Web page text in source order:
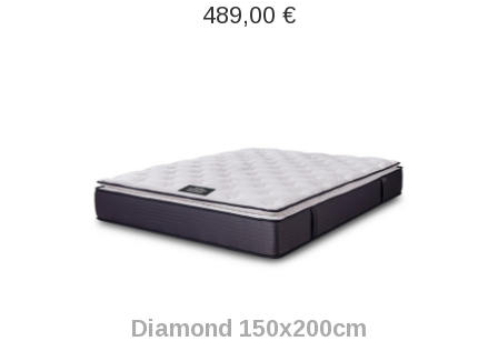
489,00 €
Diamond 150x200cm